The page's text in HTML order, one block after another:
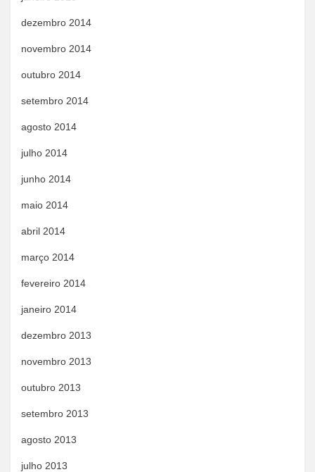
dezembro 2014
novembro 2014
outubro 2014
setembro 2014
agosto 2014
julho 2014
junho 2014
maio 2014
abril 2014
março 2014
fevereiro 2014
janeiro 2014
dezembro 2013
novembro 2013
outubro 2013
setembro 2013
agosto 2013
julho 2013